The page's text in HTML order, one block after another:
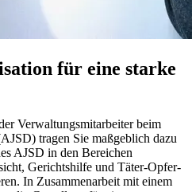
für eine starke
Verwaltungsmitarbeiter beim
tragen Sie maßgeblich dazu
AJSD in den Bereichen
Gerichtshilfe und Täter-Opfer-
In Zusammenarbeit mit einem